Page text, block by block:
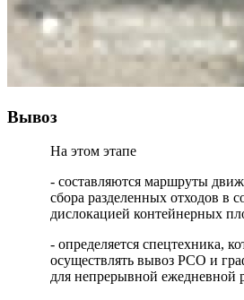
Вывоз
На этом этапе
- составляются маршруты
сбора разделенных отходов в
дислокацией контейнерных
- определяется спецтехника,
осуществлять вывоз РСО и
для непрерывной ежедневной